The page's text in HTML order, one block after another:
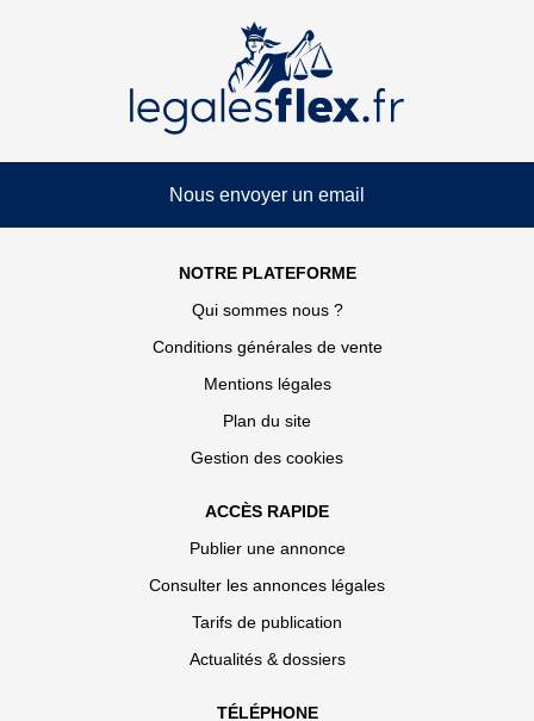
Nous envoyer un email
NOTRE PLATEFORME
Qui sommes nous ?
Conditions générales de vente
Mentions légales
Plan du site
Gestion des cookies
ACCÈS RAPIDE
Publier une annonce
Consulter les annonces légales
Tarifs de publication
Actualités & dossiers
TÉLÉPHONE